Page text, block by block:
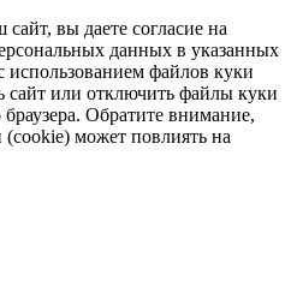
вы даете согласие на
данных в указанных
использованием файлов куки
или отключить файлы куки
Обратите внимание,
может повлиять на